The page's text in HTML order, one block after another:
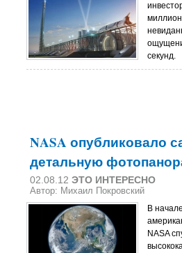
секунд.
NASA опубликовало
детальную
02.08.12 ЭТО ИНТЕРЕСНО
Автор: Михаил Покровский
В
NASA